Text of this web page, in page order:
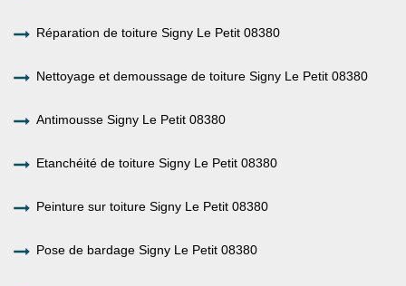
Réparation de toiture Signy Le Petit 08380
Nettoyage et demoussage de toiture Signy Le Petit 08380
Antimousse Signy Le Petit 08380
Etanchéité de toiture Signy Le Petit 08380
Peinture sur toiture Signy Le Petit 08380
Pose de bardage Signy Le Petit 08380